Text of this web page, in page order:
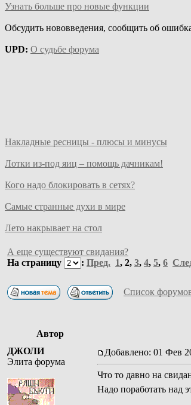
Узнать больше про новые функции
Обсудить нововведения, сообщить об
UPD: О судьбе форума
Накладные ресницы - плюсы и минусы
Лотки из-под яиц – помощь дачникам!
Кого надо блокировать в сетях?
Самые странные духи в мире
Лето накрывает на стол
А еще существуют свидания?
На страницу
: Пред. 1, 2, 3, 4, 5, 6
Список
Автор
ДЖОЛИ
Элита форума
Добавлено: 01 Фев
Что то давно на
Надо поработать над